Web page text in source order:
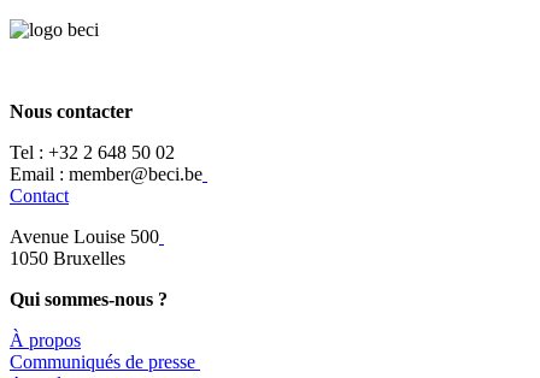
Nous contacter
Tel : +32 2 648 50 02​
​​Email : member@beci.be
Contact
Avenue Louise 500
​1050 Bruxelles
Qui sommes-nous ?
À propos
​​Communiqués de presse